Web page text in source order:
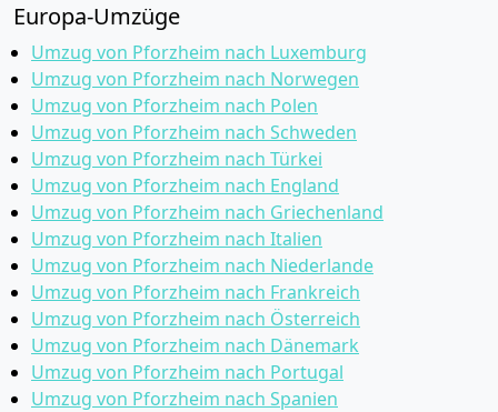
Europa-Umzüge
Umzug von Pforzheim nach Luxemburg
Umzug von Pforzheim nach Norwegen
Umzug von Pforzheim nach Polen
Umzug von Pforzheim nach Schweden
Umzug von Pforzheim nach Türkei
Umzug von Pforzheim nach England
Umzug von Pforzheim nach Griechenland
Umzug von Pforzheim nach Italien
Umzug von Pforzheim nach Niederlande
Umzug von Pforzheim nach Frankreich
Umzug von Pforzheim nach Österreich
Umzug von Pforzheim nach Dänemark
Umzug von Pforzheim nach Portugal
Umzug von Pforzheim nach Spanien